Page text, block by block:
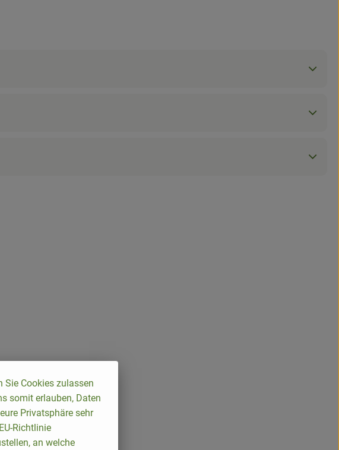
Sie Cookies zulassen
somit erlauben, Daten
Privatsphäre sehr
Richtlinie
an welche